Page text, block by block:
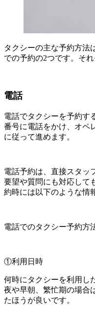
タクシーの主な予約方法
での予約の2つです。そ
電話
電話でタクシーを予約す
番号に電話をかけ、オペ
に従って進めます。
電話予約は、直接スタッ
要望や質問にも対応して
約時には以下のような情
電話でのタクシー予約方
①利用日時
何時にタクシーを利用し
夜や早朝、繁忙期の場合
たほうが良いです。